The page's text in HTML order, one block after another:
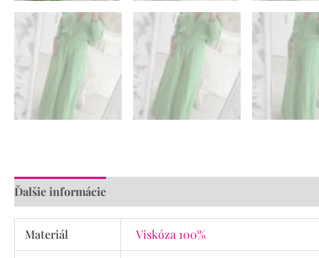
Ďalšie informácie
Materiál Viskóza 100%